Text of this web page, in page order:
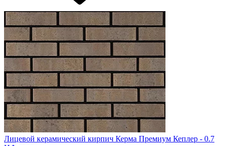
Лицевой керамический кирпич Керма Премиум Кеплер - 0.7